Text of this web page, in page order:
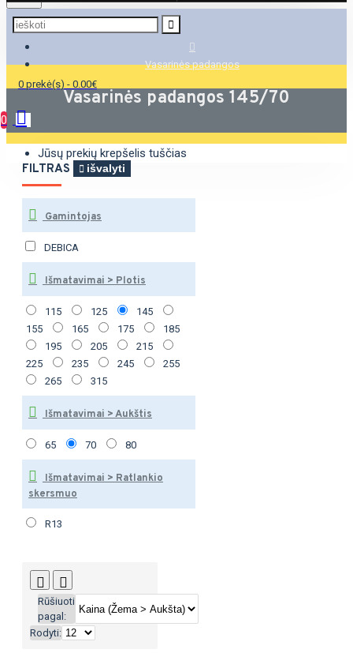
0 prekė(s) - 0.00€
0
Jūsų prekių krepšelis tuščias
Vasarinės padangos
Vasarinės padangos 145/70
FILTRAS išvalyti
Gamintojas
DEBICA
Išmatavimai > Plotis
115 125
145
155
165 175
185
195
205
215
225
235 245
255
265
315
Išmatavimai > Aukštis
65 70 80
Išmatavimai > Ratlankio
skersmuo
R13
Rūšiuoti
pagal:
Rodyti: